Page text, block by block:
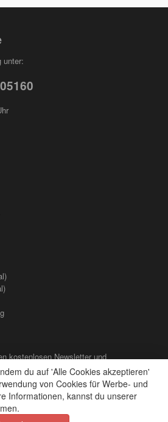
(1)
du auf 'Alle Cookies akzeptieren'
von Cookies für Werbe- und
Informationen, kannst du unserer
unter:
kostenlosen Newsletter und
Neuigkeiten oder Aktionen!
über einen Link in der eMail